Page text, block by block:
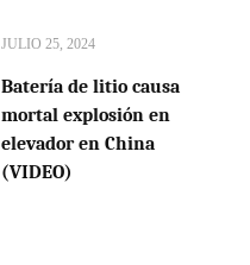
JULIO 25, 2024
Batería de litio causa
mortal explosión en
elevador en China
(VIDEO)